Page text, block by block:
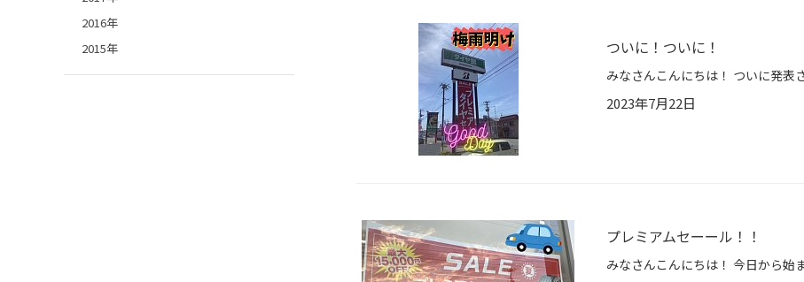
ついに！ついに！
2023年7月22日
プレミアムセーール！！
2016年
2015年